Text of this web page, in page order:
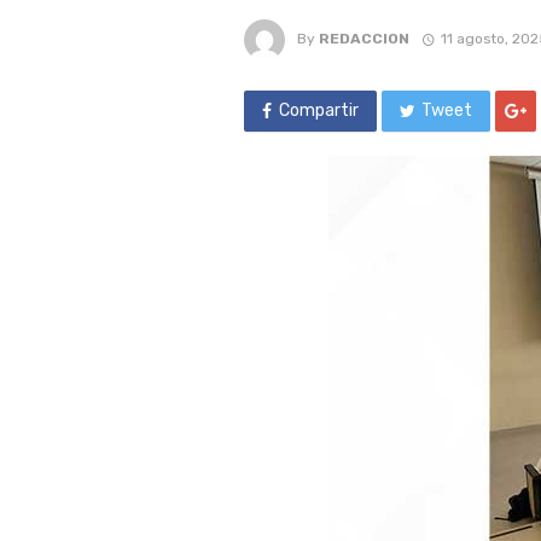
By REDACCION 11 agosto,
Compartir Tweet